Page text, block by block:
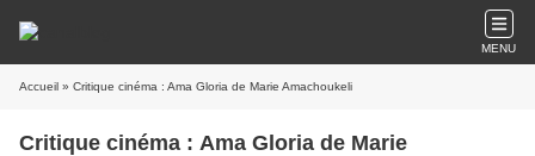
MENU
Accueil » Critique cinéma : Ama Gloria de Marie Amachoukeli
Critique cinéma : Ama Gloria de Marie